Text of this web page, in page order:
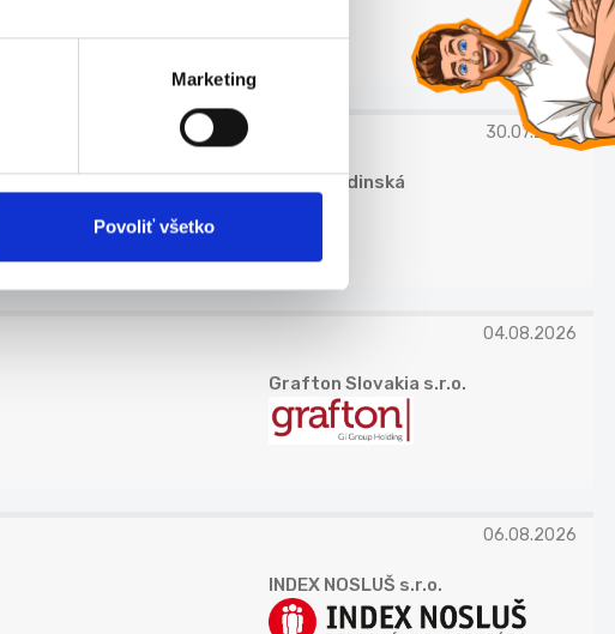
Marketing
Povoliť všetko
30.07.2026
Petra Budinská
04.08.2026
Grafton Slovakia s.r.o.
06.08.2026
INDEX NOSLUŠ s.r.o.